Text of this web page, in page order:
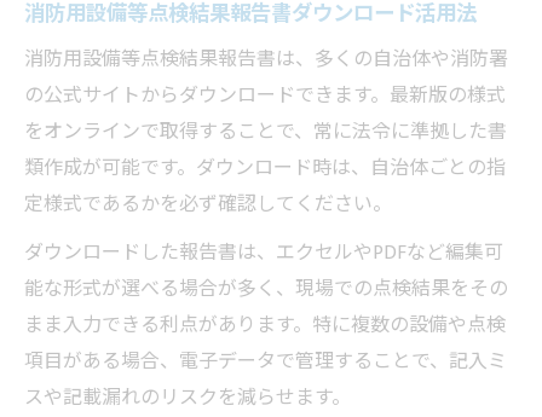
消防用設備等点検結果報告書ダウンロード活用法
消防用設備等点検結果報告書は、多くの自治体や消防署
の公式サイトからダウンロードできます。最新版の様式
をオンラインで取得することで、常に法令に準拠した書
類作成が可能です。ダウンロード時は、自治体ごとの指
定様式であるかを必ず確認してください。
ダウンロードした報告書は、エクセルやPDFなど編集可
能な形式が選べる場合が多く、現場での点検結果をその
まま入力できる利点があります。特に複数の設備や点検
項目がある場合、電子データで管理することで、記入ミ
スや記載漏れのリスクを減らせます。